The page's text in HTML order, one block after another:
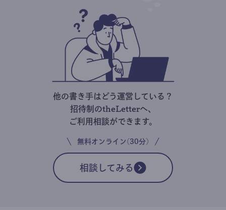
他の書き手はどう運営している？
招待制のtheLetterへ、
ご利用相談ができます。
無料オンライン(30分)
相談してみる